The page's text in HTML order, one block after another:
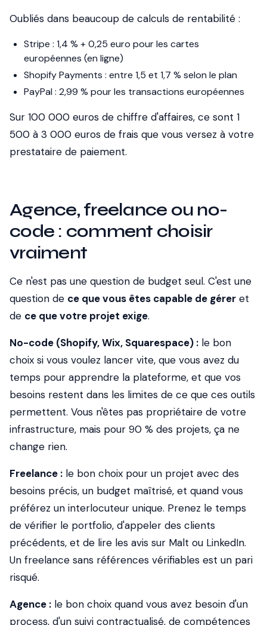
Oubliés dans beaucoup de calculs de rentabilité :
Stripe : 1,4 % + 0,25 euro pour les cartes
européennes (en ligne)
Shopify Payments : entre 1,5 et 1,7 % selon le plan
PayPal : 2,99 % pour les transactions européennes
Sur 100 000 euros de chiffre d'affaires, ce sont 1
500 à 3 000 euros de frais que vous versez à votre
prestataire de paiement.
Agence, freelance ou no-
code : comment choisir
vraiment
Ce n'est pas une question de budget seul. C'est une
question de ce que vous êtes capable de gérer et
de ce que votre projet exige.
No-code (Shopify, Wix, Squarespace) : le bon
choix si vous voulez lancer vite, que vous avez du
temps pour apprendre la plateforme, et que vos
besoins restent dans les limites de ce que ces outils
permettent. Vous n'êtes pas propriétaire de votre
infrastructure, mais pour 90 % des projets, ça ne
change rien.
Freelance : le bon choix pour un projet avec des
besoins précis, un budget maîtrisé, et quand vous
préférez un interlocuteur unique. Prenez le temps
de vérifier le portfolio, d'appeler des clients
précédents, et de lire les avis sur Malt ou LinkedIn.
Un freelance sans références vérifiables est un pari
risqué.
Agence : le bon choix quand vous avez besoin d'un
process, d'un suivi contractualisé, de compétences